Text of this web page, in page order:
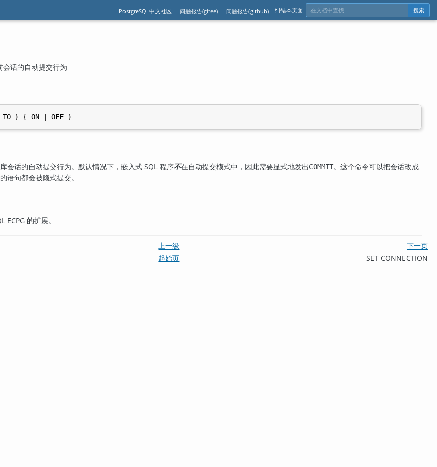
PostgreSQL中文社区 问题报告(gitee) 问题报告(github) 纠错本页面 搜索
话的自动提交行为
会话的自动提交行为。默认情况下，嵌入式 SQL 程序不在自动提交模式中，因此需要显式地发出COMMIT。这个命令可以把会话改成
语句都会被隐式提交。
ECPG 的扩展。
上一级
下一页
起始页 SET CONNECTION